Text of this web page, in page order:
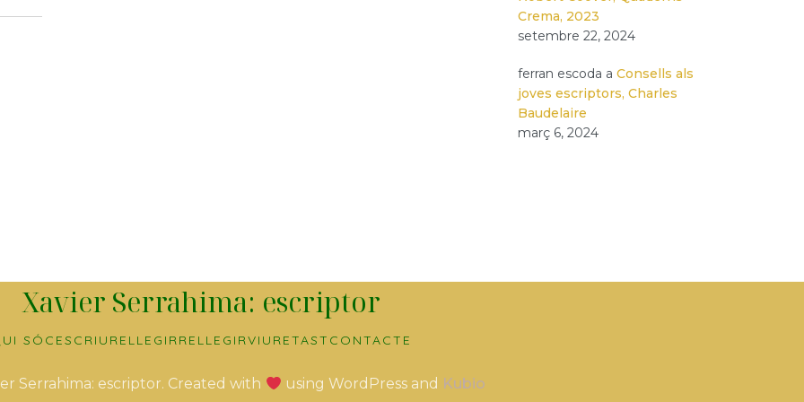
Crema, 2023
setembre 22, 2024
ferran escoda a Consells als
joves escriptors, Charles
Baudelaire
març 6, 2024
Xavier Serrahima: escriptor
SÓC ESCRIURE LLEGIRRELLEGIRVIURETAST CONTACTE
Serrahima: escriptor. Created with using WordPress and Kubio